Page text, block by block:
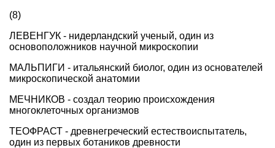
(8)
ЛЕВЕНГУК - нидерландский ученый, один из
основоположников научной микроскопии
МАЛЬПИГИ - итальянский биолог, один из основателей
микроскопической анатомии
МЕЧНИКОВ - создал теорию происхождения
многоклеточных организмов
ТЕОФРАСТ - древнегреческий естествоиспытатель,
один из первых ботаников древности